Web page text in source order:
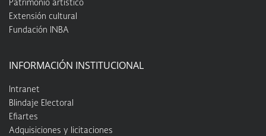
Patrimonio artístico
Extensión cultural
Fundación INBA
INFORMACIÓN INSTITUCIONAL
Intranet
Blindaje Electoral
Efiartes
Adquisiciones y licitaciones